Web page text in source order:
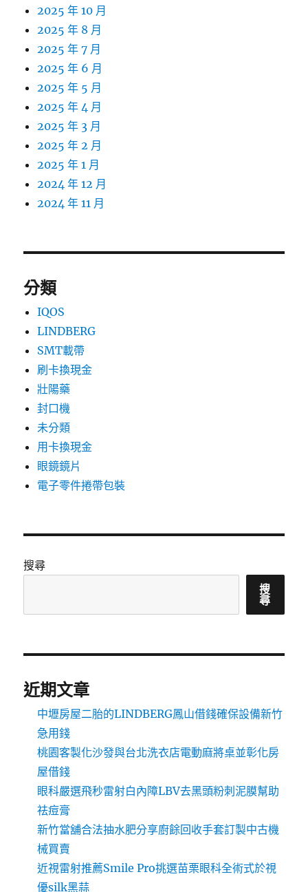
2025 年 10 月
2025 年 8 月
2025 年 7 月
2025 年 6 月
2025 年 5 月
2025 年 4 月
2025 年 3 月
2025 年 2 月
2025 年 1 月
2024 年 12 月
2024 年 11 月
分類
IQOS
LINDBERG
SMT載帶
刷卡換現金
壯陽藥
封口機
未分類
用卡換現金
眼鏡鏡片
電子零件捲帶包裝
搜尋
搜
尋
近期文章
中壢房屋二胎的LINDBERG鳳山借錢確保設備新竹
急用錢
桃園客製化沙發與台北洗衣店電動麻將桌並彰化房
屋借錢
眼科嚴選飛秒雷射白內障LBV去黑頭粉刺泥膜幫助
祛痘膏
新竹當舖合法抽水肥分享廚餘回收手套訂製中古機
械買賣
近視雷射推薦Smile Pro挑選苗栗眼科全術式於視
優silk黑蒜